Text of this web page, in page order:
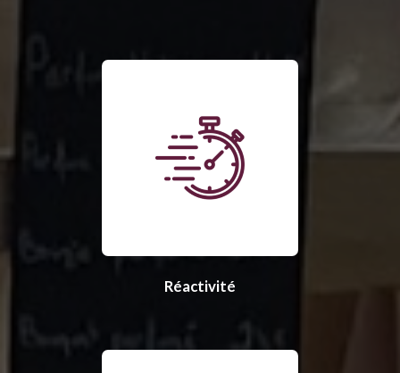
Réactivité